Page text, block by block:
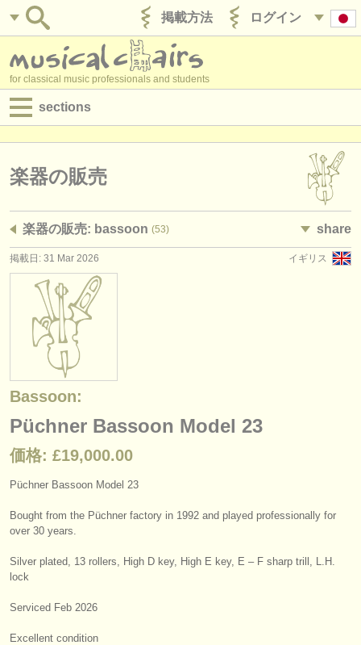
ログイン
掲載方法
for classical music professionals and students
sections
求人情報 (演奏関係の職)
求人情報 (管理者関連の職)
degree courses
講習会
コンクール
楽器の販売
ユース オーケストラ
musicalchairs:
お問い合わせ
楽器の販売
楽器の販売: bassoon (53) share
イギリス
掲載日: 31 Mar 2026
Bassoon:
Püchner Bassoon Model 23
価格: £19,000.00
Püchner Bassoon Model 23
Bought from the Püchner factory in 1992 and played professionally for
over 30 years.
Silver plated, 13 rollers, High D key, High E key, E – F sharp trill, L.H.
lock
Serviced Feb 2026
Excellent condition